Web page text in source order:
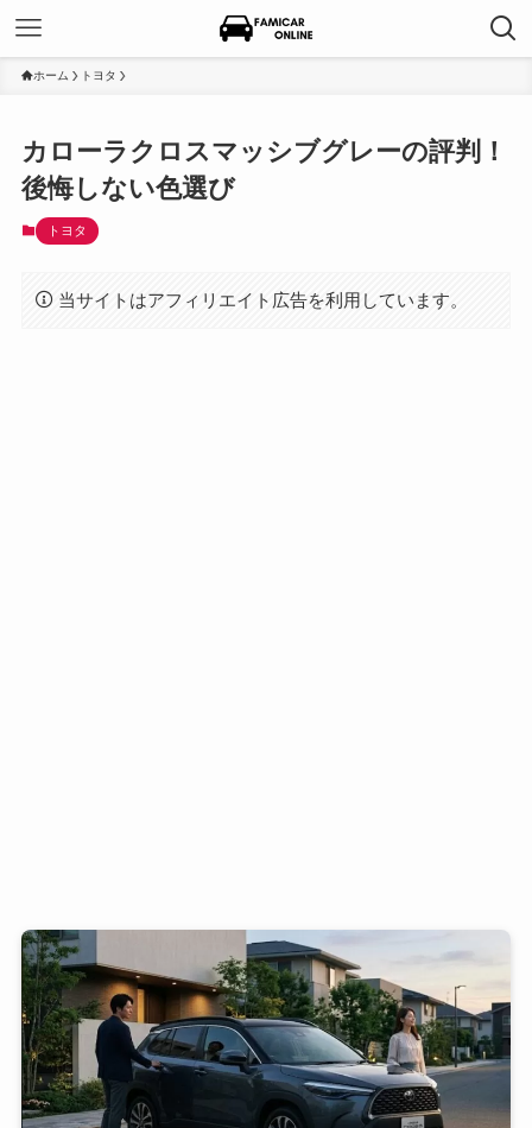
ホーム トヨタ
カローラクロスマッシブグレーの評判！
後悔しない色選び
トヨタ
当サイトはアフィリエイト広告を利用しています。